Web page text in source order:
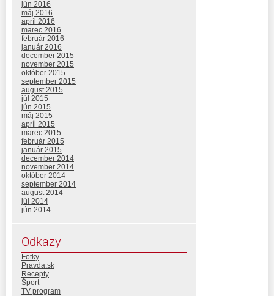
jún 2016
máj 2016
apríl 2016
marec 2016
február 2016
január 2016
december 2015
november 2015
október 2015
september 2015
august 2015
júl 2015
jún 2015
máj 2015
apríl 2015
marec 2015
február 2015
január 2015
december 2014
november 2014
október 2014
september 2014
august 2014
júl 2014
jún 2014
Odkazy
Fotky
Pravda.sk
Recepty
Šport
TV program